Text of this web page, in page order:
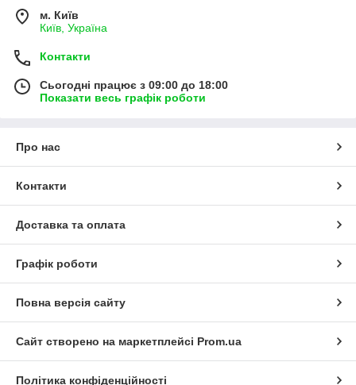
м. Київ
Київ, Україна
Контакти
Сьогодні працює з 09:00 до 18:00
Показати весь графік роботи
Про нас
Контакти
Доставка та оплата
Графік роботи
Повна версія сайту
Сайт створено на маркетплейсі Prom.ua
Політика конфіденційності